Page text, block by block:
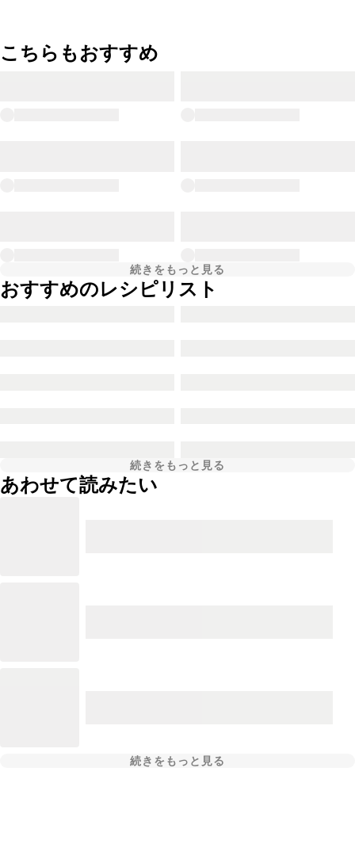
こちらもおすすめ
続きをもっと見る
おすすめのレシピリスト
続きをもっと見る
あわせて読みたい
続きをもっと見る